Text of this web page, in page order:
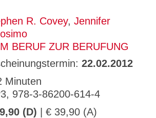
R. Covey, Jennifer
BERUF ZUR BERUFUNG
22.02.2012
Minuten
978-3-86200-614-4
(D) | € 39,90 (A)